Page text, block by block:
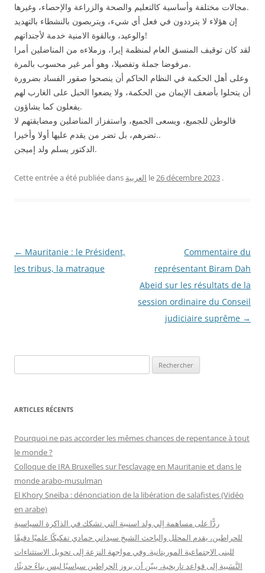
مجالات مختلفة وأساسية كالتعليم والصحة والزراعة والإحصاء، وغيرها.
إن هؤلاء لا يترددون في فعل أي شيء، ويتربصون بالنشطاء بالتهديد
والوعيد، وبالقوة الامنية خدمة لأجنداتهم!
لقد كان توقيف المنسق العام لمنظمة إيرا، وزملاءه من المناضلين أمرا
مرفوضا جملة وتفصيلا، وهو أمر غير محسوب بالمرة.
وعلى أهل الحكمة في النظام الحاكم أن ينصحوا صقور الفساد بضرورة
أن يتحلوا بأضعف الإيمان من الحكمة، ولا يضعوا الحبل على الغارب لهم
يفعلون كما يشاؤون.
فالوطن للجميع، ويسعى الجميع، واستفزاز المناضلين ومضايقتهم لا
تضرهم، بل تضر من يقدم عليها أولا وأخيرا..
الدكتور يسلم ولد إميجن.
Cette entrée a été publiée dans العربية le26 décembre 2023 .
Navigation
des
← Mauritanie : le Président,
les tribus, la matraque
Commentaire du
représentant Biram Dah
Abeid sur les résultats de la
session ordinaire du Conseil
judiciaire suprême →
e
h
r
c
h
r
ARTICLES RÉCENTS
Pourquoi ne pas accorder les mêmes chances de repentance à tout
le monde ?
Colloque de IRA Bruxelles sur l’esclavage en Mauritanie et dans le
monde arabo-musulman
El Khory Sneïba : dénonciation de la libération de salafistes (Vidéo
en arabe)
ردًّا على مساهمة إلي ولد اسنيبة التي تشكك في الذاكرة السياسية
للحراطين، يقدم المحلل والباحث الشيخ سيداتي حمادي تفكيكًا علميًا دقيقًا
للبنى الاجتماعية الموريتانية. وفي مواجهة النزعة إلى تحويل الاستثناءات
النَّسَبية إلى قواعد تاريخية، يبيّن أن بروز الحراطين سياسيًا ليس بناءً حديثًا،